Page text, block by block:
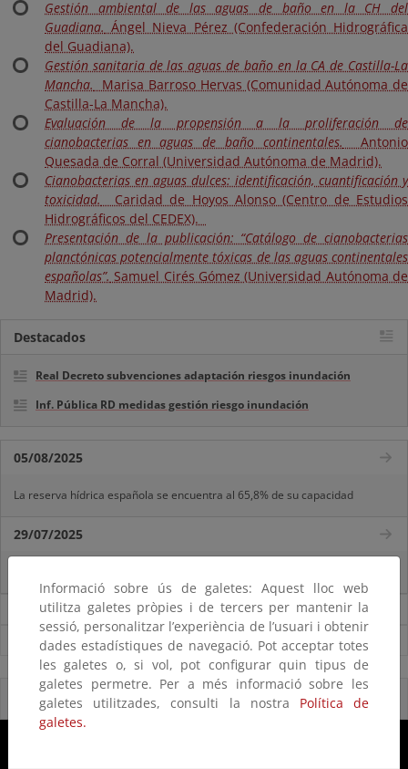
Gestión ambiental de las aguas de baño en la CH del
Guadiana. Ángel Nieva Pérez (Confederación Hidrográfica
del Guadiana).
Gestión sanitaria de las aguas de baño en la CA de Castilla-La
Mancha.
Marisa Barroso Hervas (Comunidad Autónoma de
Castilla-La Mancha).
Evaluación de la propensión a la proliferación de
cianobacterias en aguas de baño continentales. Antonio
Quesada de Corral (Universidad Autónoma de Madrid).
Cianobacterias en aguas dulces: identificación, cuantificación y
toxicidad.
Caridad de Hoyos Alonso (Centro de Estudios
Hidrográficos del CEDEX).
Presentación de la publicación: “Catálogo de cianobacterias
planctónicas potencialmente tóxicas de las aguas continentales
españolas”. Samuel Cirés Gómez (Universidad Autónoma de
Madrid).
Destacados
Real Decreto subvenciones adaptación riesgos inundación
Inf. Pública RD medidas gestión riesgo inundación
05/08/2025
La reserva hídrica española se encuentra al 65,8% de su capacidad
29/07/2025
Noticias sobre Agua
Ver todas las noticias
Reservas Naturales Fluviales 2020
Informació sobre ús de galetes: Aquest lloc web
utilitza galetes pròpies i de tercers per mantenir la
sessió, personalitzar l’experiència de l’usuari i obtenir
dades estadístiques de navegació. Pot acceptar totes
les galetes o, si vol, pot configurar quin tipus de
galetes permetre. Per a més informació sobre les
galetes utilitzades, consulti la nostra Política de
galetes.